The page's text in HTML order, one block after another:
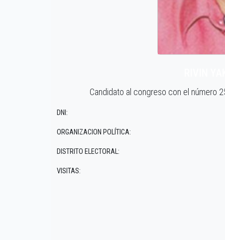
Candidato al congreso con el número
DNI:
ORGANIZACION POLÍTICA:
DISTRITO ELECTORAL:
VISITAS: